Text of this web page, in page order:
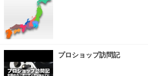
プロショップ訪問記